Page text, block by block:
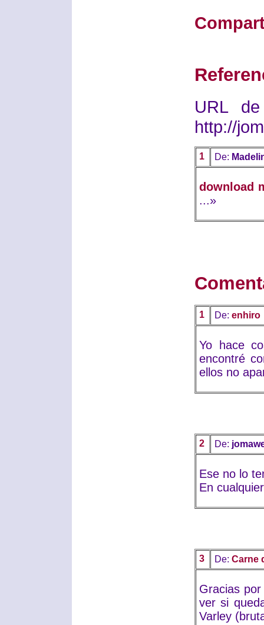
URL
http://
1 De:
download
...»
1 De: enhiro
Yo hace
encontré
ellos no
2 De:
Ese no lo
En
3 De: Carne
Gracias
ver si
Varley